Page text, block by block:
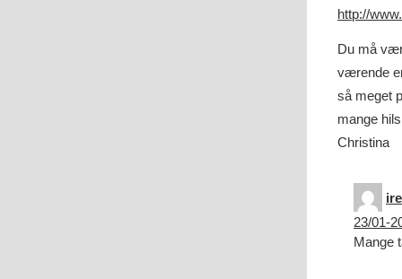
http://
Du må
værende
så meget
mange
Christina
23/01-
Mange